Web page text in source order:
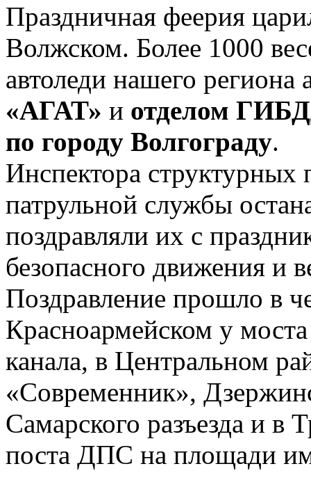
Праздничная феерия
Волжском. Более 1000
автоледи нашего
«АГАТ» и отделом
по городу Волгограду.
Инспектора
патрульной службы
поздравляли их с
безопасного движения и
Поздравление прошло в
Красноармейском у
канала, в Центральном
«Современник»,
Самарского разъезда и в
поста ДПС на площади